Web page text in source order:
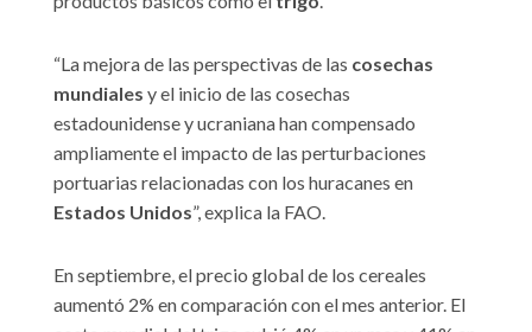
“La mejora de las perspectivas de las cosechas
mundiales y el inicio de las cosechas
estadounidense y ucraniana han compensado
ampliamente el impacto de las perturbaciones
portuarias relacionadas con los huracanes en
Estados Unidos”, explica la FAO.
En septiembre, el precio global de los cereales
aumentó 2% en comparación con el mes anterior. El